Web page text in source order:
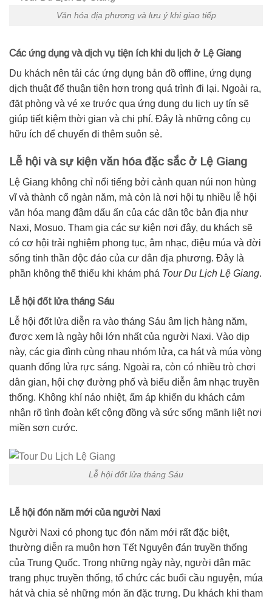
Văn hóa địa phương và lưu ý khi giao tiếp
Các ứng dụng và dịch vụ tiện ích khi du lịch ở Lệ Giang
Du khách nên tải các ứng dụng bản đồ offline, ứng dụng
dịch thuật để thuận tiện hơn trong quá trình đi lại. Ngoài ra,
đặt phòng và vé xe trước qua ứng dụng du lịch uy tín sẽ
giúp tiết kiệm thời gian và chi phí. Đây là những công cụ
hữu ích để chuyến đi thêm suôn sẻ.
Lễ hội và sự kiện văn hóa đặc sắc ở Lệ Giang
Lệ Giang không chỉ nổi tiếng bởi cảnh quan núi non hùng
vĩ và thành cổ ngàn năm, mà còn là nơi hội tụ nhiều lễ hội
văn hóa mang đậm dấu ấn của các dân tộc bản địa như
Naxi, Mosuo. Tham gia các sự kiện nơi đây, du khách sẽ
có cơ hội trải nghiệm phong tục, âm nhạc, điệu múa và đời
sống tinh thần độc đáo của cư dân địa phương. Đây là
phần không thể thiếu khi khám phá Tour Du Lịch Lệ Giang.
Lễ hội đốt lửa tháng Sáu
Lễ hội đốt lửa diễn ra vào tháng Sáu âm lịch hàng năm,
được xem là ngày hội lớn nhất của người Naxi. Vào dịp
này, các gia đình cùng nhau nhóm lửa, ca hát và múa vòng
quanh đống lửa rực sáng. Ngoài ra, còn có nhiều trò chơi
dân gian, hội chợ đường phố và biểu diễn âm nhạc truyền
thống. Không khí náo nhiệt, ấm áp khiến du khách cảm
nhận rõ tình đoàn kết cộng đồng và sức sống mãnh liệt nơi
miền sơn cước.
Lễ hội đốt lửa tháng Sáu
Lễ hội đón năm mới của người Naxi
Người Naxi có phong tục đón năm mới rất đặc biệt,
thường diễn ra muộn hơn Tết Nguyên đán truyền thống
của Trung Quốc. Trong những ngày này, người dân mặc
trang phục truyền thống, tổ chức các buổi cầu nguyện, múa
hát và chia sẻ những món ăn đặc trưng. Du khách khi tham